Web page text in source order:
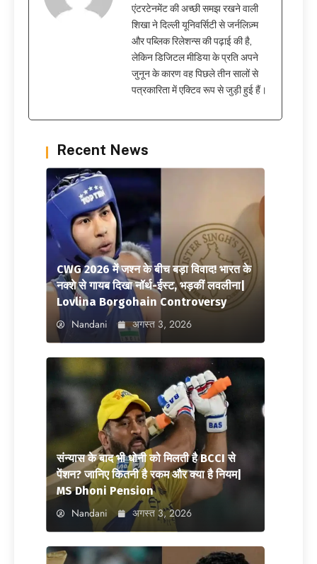
एंटरटेनमेंट की अच्छी समझ रखने वाली
शिखा ने दिल्ली यूनिवर्सिटी से जर्नलिज़्म
और पब्लिक रिलेशन्स की पढ़ाई की है,
लेकिन डिजिटल मीडिया के प्रति अपने
जुनून के कारण वह पिछले तीन सालों से
पत्रकारिता में एक्टिव रूप से जुड़ी हुई हैं।
Recent News
CWG 2026 में जश्न के बीच बड़ा विवाद! भारत के
नक्शे से गायब दिखा नॉर्थ-ईस्ट, भड़कीं लवलीना|
Lovlina Borgohain Controversy
Nandani अगस्त 3, 2026
संन्यास के बाद भी धोनी को मिलती है BCCI से
पेंशन? जानिए कितनी है रकम और क्या है नियम|
MS Dhoni Pension
Nandani अगस्त 3, 2026